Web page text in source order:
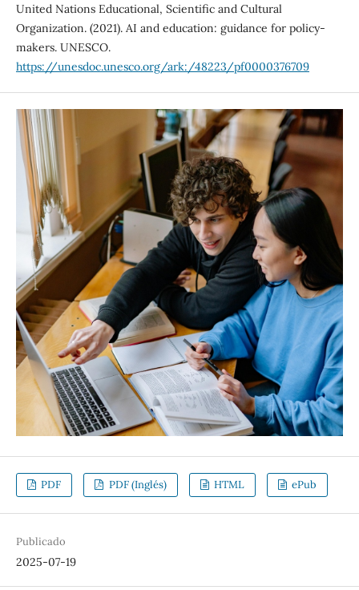
United Nations Educational, Scientific and Cultural
Organization. (2021). AI and education: guidance for policy-
makers. UNESCO.
https://unesdoc.unesco.org/ark:/48223/pf0000376709
PDF PDF (Inglés) HTML ePub
Publicado
2025-07-19